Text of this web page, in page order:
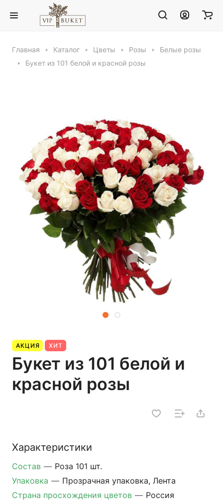
Главная Каталог Цветы Розы
Белые розы
Букет из 101 белой и красной розы
АКЦИЯ ХИТ
Букет из 101 белой и
красной розы
Характеристики
Состав — Роза 101 шт.
Упаковка — Прозрачная упаковка, Лента
Страна просхождения цветов — Россия